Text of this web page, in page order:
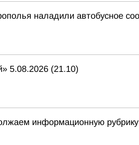
наладили автобусное
5.08.2026 (21.10)
информационную